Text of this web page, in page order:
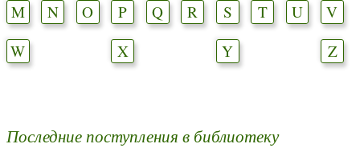
M
N O P Q R S T U
V
W
X Y Z
Последние поступления в библиотеку